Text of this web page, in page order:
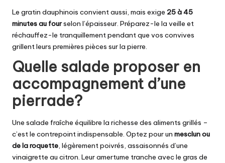
Le gratin dauphinois convient aussi, mais exige 25 à 45
minutes au fourselon l’épaisseur. Préparez-le la veille et
réchauffez-le tranquillement pendant que vos convives
grillent leurs premières pièces sur la pierre.
Quelle salade proposer en
accompagnement d’une
pierrade?
Une salade fraîche équilibre la richesse des aliments grillés –
c’est le contrepoint indispensable. Optez pour un mesclun ou
de la roquette , légèrement poivrés, assaisonnés d’une
vinaigrette au citron. Leur amertume tranche avec le gras de